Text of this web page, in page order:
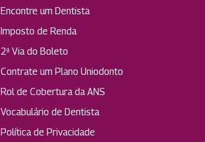
Encontre um Dentista
Imposto de Renda
2ª Via do Boleto
Contrate um Plano Uniodonto
Rol de Cobertura da ANS
Vocabulário de Dentista
Política de Privacidade